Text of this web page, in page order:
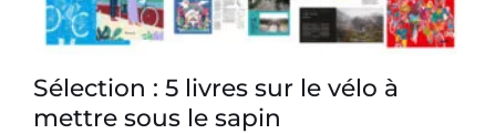
Sélection : 5 livres sur le vélo à
mettre sous le sapin